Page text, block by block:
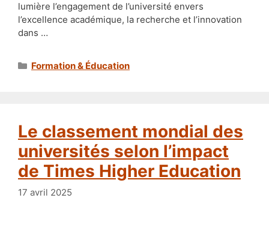
lumière l’engagement de l’université envers
l’excellence académique, la recherche et l’innovation
dans …
Catégories
Formation & Éducation
Le classement mondial des
universités selon l’impact
de Times Higher Education
17 avril 2025